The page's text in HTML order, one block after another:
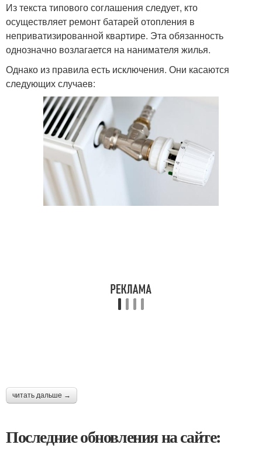
Из текста типового соглашения следует, кто
осуществляет ремонт батарей отопления в
неприватизированной квартире. Эта обязанность
однозначно возлагается на нанимателя жилья.
Однако из правила есть исключения. Они касаются
следующих случаев:
читать дальше →
Последние обновления на сайте: